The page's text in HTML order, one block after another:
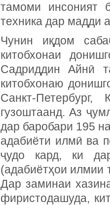
тамоми
техника дар мадди
Чунин иқдом
китобхонаи
Садриддин Айнӣ
китобхонаю
Санкт-
гузоштаанд. Аз
дар баробари 195
адабиёти илмӣ ва
ҷудо кард, ки
(адабиётҳои илмии
Дар заминаи
фиристодашуда,